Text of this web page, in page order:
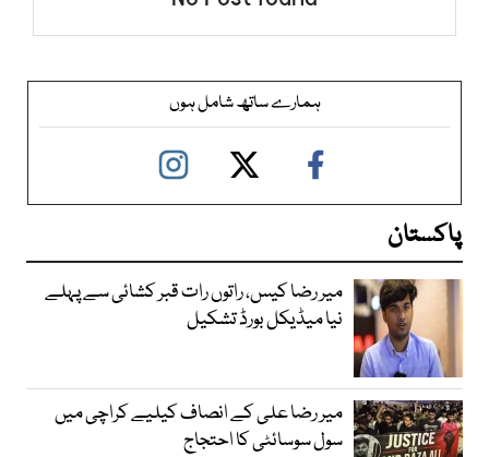
ہمارے ساتھ شامل ہوں
پاکستان
میر رضا کیس، راتوں رات قبر کشائی سے پہلے
نیا میڈیکل بورڈ تشکیل
میر رضا علی کے انصاف کیلیے کراچی میں
سول سوسائٹی کا احتجاج